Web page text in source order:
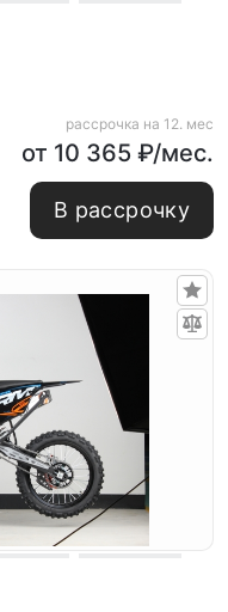
рассрочка на 12. мес
от 10 365 ₽/мес.
В рассрочку